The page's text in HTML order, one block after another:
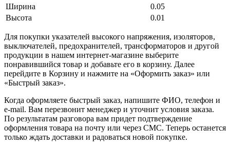
Ширина
0.05
Высота
0.01
Для покупки указателей высокого напряжения, изоляторов,
выключателей, предохранителей, трансформаторов и другой
продукции в нашем интернет-магазине выберите
понравившийся товар и добавьте его в корзину. Далее
перейдите в Корзину и нажмите на «Оформить заказ» или
«Быстрый заказ».
Когда оформляете быстрый заказ, напишите ФИО, телефон и
e-mail. Вам перезвонит менеджер и уточнит условия заказа.
По результатам разговора вам придет подтверждение
оформления товара на почту или через СМС. Теперь останется
только ждать доставки и радоваться новой покупке.